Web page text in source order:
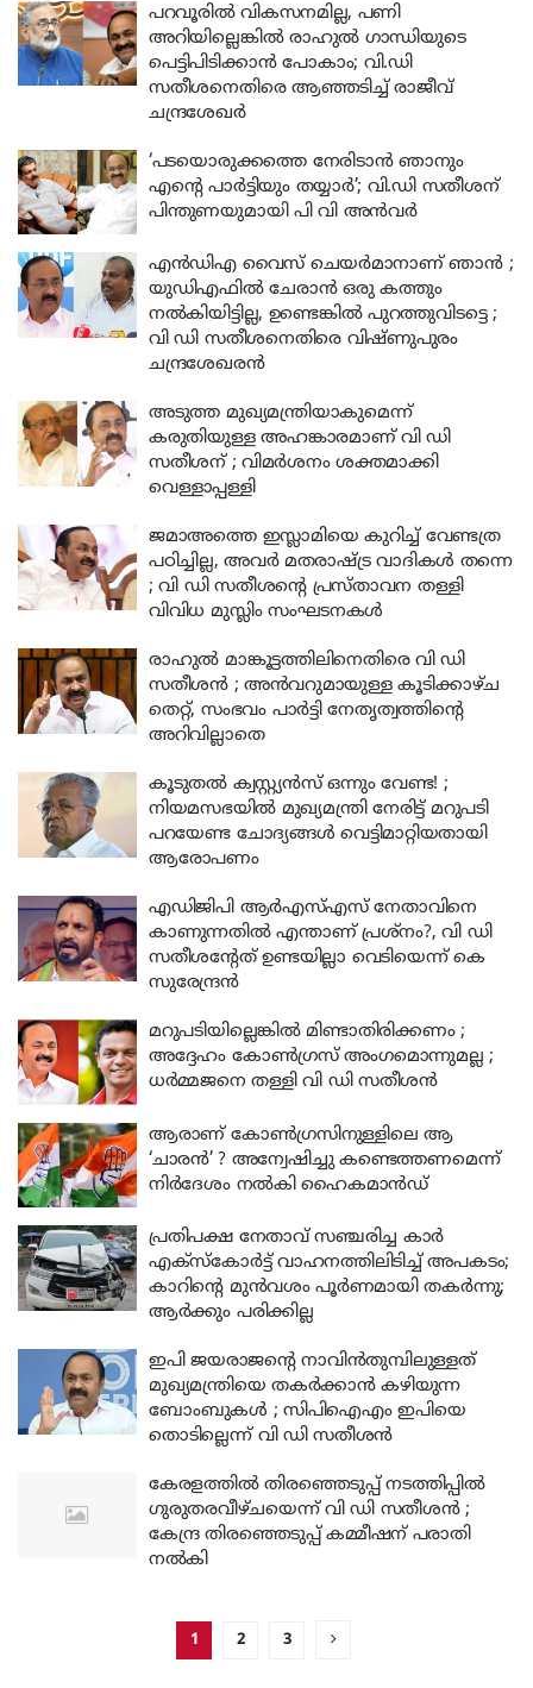
പറവൂരിൽ വികസനമില്ല, പണി
അറിയില്ലെങ്കിൽ രാഹുൽ ഗാന്ധിയുടെ
പെട്ടിപിടിക്കാൻ പോകാം; വി.ഡി
സതീശനെതിരെ ആഞ്ഞടിച്ച് രാജീവ്
ചന്ദ്രശേഖർ
‘പടയൊരുക്കത്തെ നേരിടാൻ ഞാനും
എന്‍റെ പാര്‍ട്ടിയും തയ്യാര്‍’; വി.ഡി സതീശന്
പിന്തുണയുമായി പി വി അൻവർ
എൻഡിഎ വൈസ് ചെയർമാനാണ് ഞാൻ ;
യുഡിഎഫിൽ ചേരാൻ ഒരു കത്തും
നൽകിയിട്ടില്ല, ഉണ്ടെങ്കിൽ പുറത്തുവിടട്ടെ ;
വി ഡി സതീശനെതിരെ വിഷ്ണുപുരം
ചന്ദ്രശേഖരൻ
അടുത്ത മുഖ്യമന്ത്രിയാകുമെന്ന്
കരുതിയുള്ള അഹങ്കാരമാണ് വി ഡി
സതീശന് ; വിമർശനം ശക്തമാക്കി
വെള്ളാപ്പള്ളി
ജമാഅത്തെ ഇസ്ലാമിയെ കുറിച്ച് വേണ്ടത്ര
പഠിച്ചില്ല, അവർ മതരാഷ്ട്ര വാദികൾ തന്നെ
; വി ഡി സതീശന്റെ പ്രസ്താവന തള്ളി
വിവിധ മുസ്ലിം സംഘടനകൾ
രാഹുൽ മാങ്കൂട്ടത്തിലിനെതിരെ വി ഡി
സതീശൻ ; അൻവറുമായുള്ള കൂടിക്കാഴ്ച
തെറ്റ്, സംഭവം പാർട്ടി നേതൃത്വത്തിന്റെ
അറിവില്ലാതെ
കൂടുതൽ ക്വസ്റ്റ്യൻസ് ഒന്നും വേണ്ട! ;
നിയമസഭയിൽ മുഖ്യമന്ത്രി നേരിട്ട് മറുപടി
പറയേണ്ട ചോദ്യങ്ങൾ വെട്ടിമാറ്റിയതായി
ആരോപണം
എഡിജിപി ആര്‍എസ്എസ് നേതാവിനെ
കാണുന്നതില്‍ എന്താണ് പ്രശ്‌നം?, വി ഡി
സതീശന്റേത് ഉണ്ടയില്ലാ വെടിയെന്ന് കെ
സുരേന്ദ്രന്‍
മറുപടിയില്ലെങ്കിൽ മിണ്ടാതിരിക്കണം ;
അദ്ദേഹം കോൺഗ്രസ് അംഗമൊന്നുമല്ല ;
ധർമ്മജനെ തള്ളി വി ഡി സതീശൻ
ആരാണ് കോൺഗ്രസിനുള്ളിലെ ആ
‘ചാരൻ’ ? അന്വേഷിച്ചു കണ്ടെത്തണമെന്ന്
നിർദേശം നൽകി ഹൈകമാൻഡ്
പ്രതിപക്ഷ നേതാവ് സഞ്ചരിച്ച കാർ
എക്‌സ്‌കോർട്ട് വാഹനത്തിലിടിച്ച് അപകടം;
കാറിന്റെ മുൻവശം പൂർണമായി തകർന്നു;
ആർക്കും പരിക്കില്ല
ഇപി ജയരാജന്റെ നാവിൻതുമ്പിലുള്ളത്
മുഖ്യമന്ത്രിയെ തകർക്കാൻ കഴിയുന്ന
ബോംബുകൾ ; സിപിഐഎം ഇപിയെ
തൊടില്ലെന്ന് വി ഡി സതീശൻ
കേരളത്തിൽ തിരഞ്ഞെടുപ്പ് നടത്തിപ്പിൽ
ഗുരുതരവീഴ്ചയെന്ന് വി ഡി സതീശൻ ;
കേന്ദ്ര തിരഞ്ഞെടുപ്പ് കമ്മീഷന് പരാതി
നൽകി
1 2 3